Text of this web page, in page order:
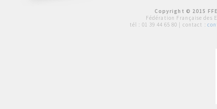
Copyright © 2015
Fédération Française des
tél : 01 39 44 65 80 | contact :